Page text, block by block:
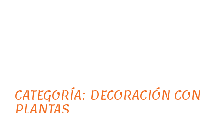
CATEGORÍA: DECORACIÓN CON